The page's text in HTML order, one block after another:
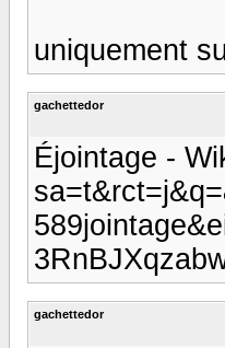
uniquement
gachettedor
Éjointage -
gachettedor